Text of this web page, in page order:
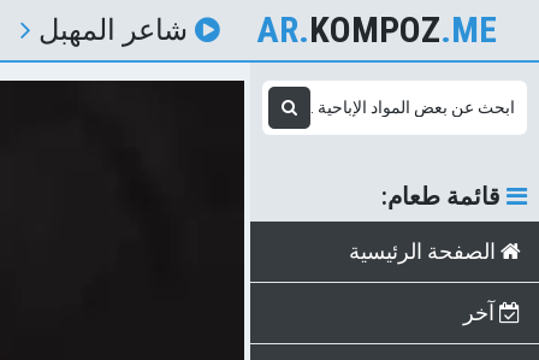
AR.KOMPOZ.ME شاعر المهبل
قائمة طعام:
الصفحة الرئيسية
آخر